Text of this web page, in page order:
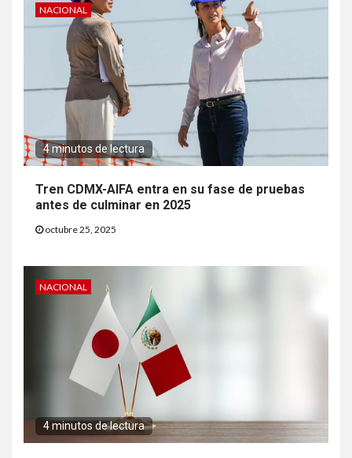
NACIONAL
4 minutos de lectura
Tren CDMX-AIFA entra en su fase de pruebas
antes de culminar en 2025
octubre 25, 2025
NACIONAL
4 minutos de lectura